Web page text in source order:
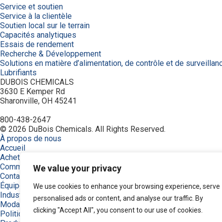
We value your privacy
We use cookies to enhance your browsing experience, serve
personalised ads or content, and analyse our traffic. By
clicking "Accept All", you consent to our use of cookies.
Service et soutien
Service à la clientèle
Soutien local sur le terrain
Capacités analytiques
Essais de rendement
Recherche & Développement
Solutions en matière d’alimentation, de contrôle et de
Lubrifiants
DUBOIS CHEMICALS
3630 E Kemper Rd
Sharonville, OH 45241
800-438-2647
© 2026 DuBois Chemicals. All Rights Reserved.
À propos de nous
Accueil
Achetez maintenant
Commande
Contactez-nous
Équipement
Industries
Modalités
Politique de confidentialité